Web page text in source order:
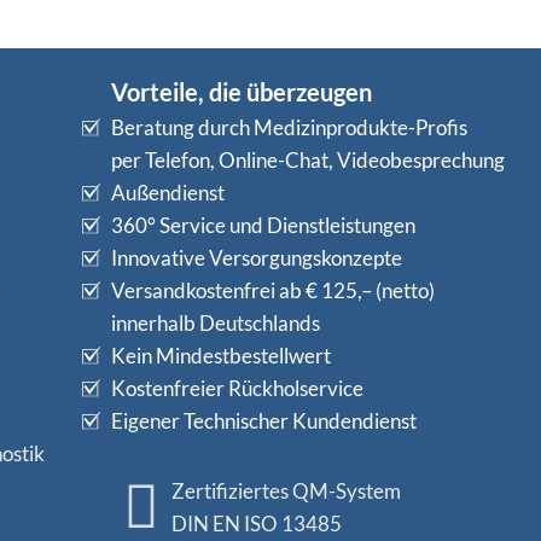
Vorteile, die überzeugen
Beratung durch Medizinprodukte-Profis
per Telefon, Online-Chat, Videobesprechung
Außendienst
360° Service und Dienstleistungen
Innovative Versorgungskonzepte
Versandkostenfrei ab € 125,– (netto)
innerhalb Deutschlands
Kein Mindestbestellwert
Kostenfreier Rückholservice
Eigener Technischer Kundendienst
Zertifiziertes QM-System
DIN EN ISO 13485